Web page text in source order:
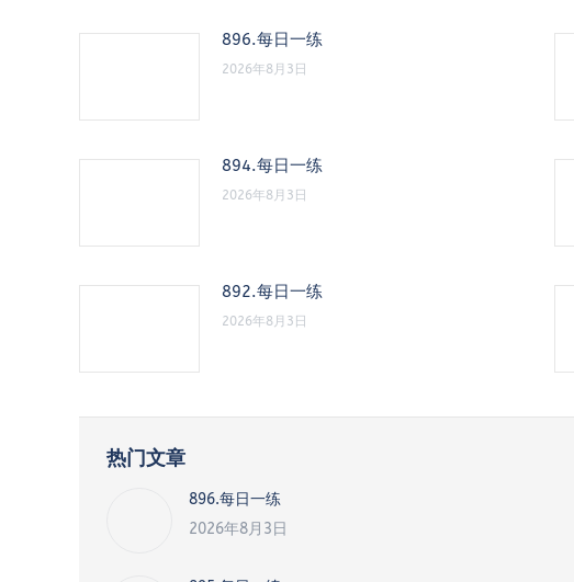
896.每日一练
2026年8月3日
894.每日一练
2026年8月3日
892.每日一练
2026年8月3日
热门文章
896.每日一练
2026年8月3日